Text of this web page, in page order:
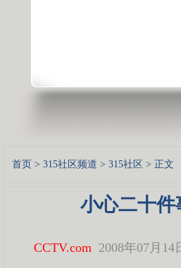
首页 > 315社区频道 > 315社区 > 正文
小心二十
CCTV.com 2008年07月14